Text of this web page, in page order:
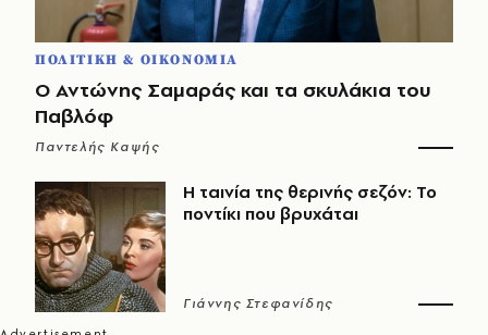
ΠΟΛΙΤΙΚΗ & ΟΙΚΟΝΟΜΙΑ
Ο Αντώνης Σαμαράς και τα σκυλάκια του
Παβλόφ
Παντελής Καψής
Η ταινία της θερινής σεζόν: Το
ποντίκι που βρυχάται
Γιάννης Στεφανίδης